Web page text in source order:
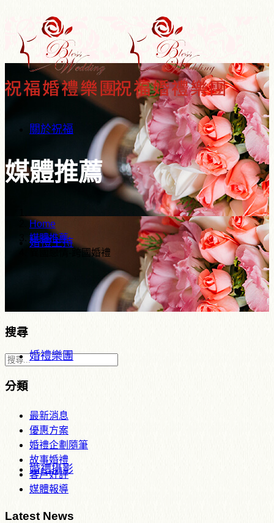
關於祝福
婚禮主持
婚禮樂團
婚禮攝影
媒體推薦
Home
媒體推薦
異國戀情-跨國婚禮
搜尋
分類
最新消息
優惠方案
婚禮企劃隨筆
故事婚禮
客戶好評
媒體報導
Latest News